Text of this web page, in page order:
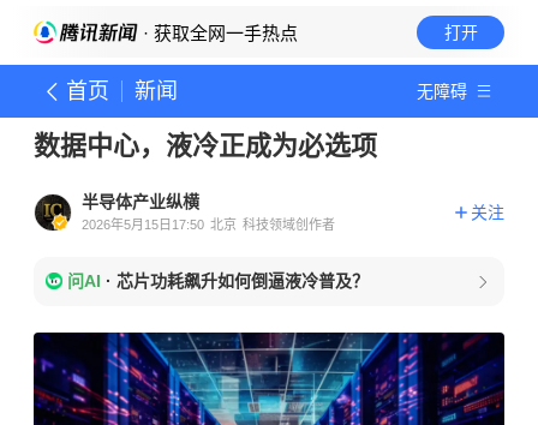
· 获取全网一手热点 打开
首页 新闻 无障碍
数据中心，液冷正成为必选项
半导体产业纵横
2026年5月15日17:50 北京 科技领域创作者
关注
问AI · 芯片功耗飙升如何倒逼液冷普及？